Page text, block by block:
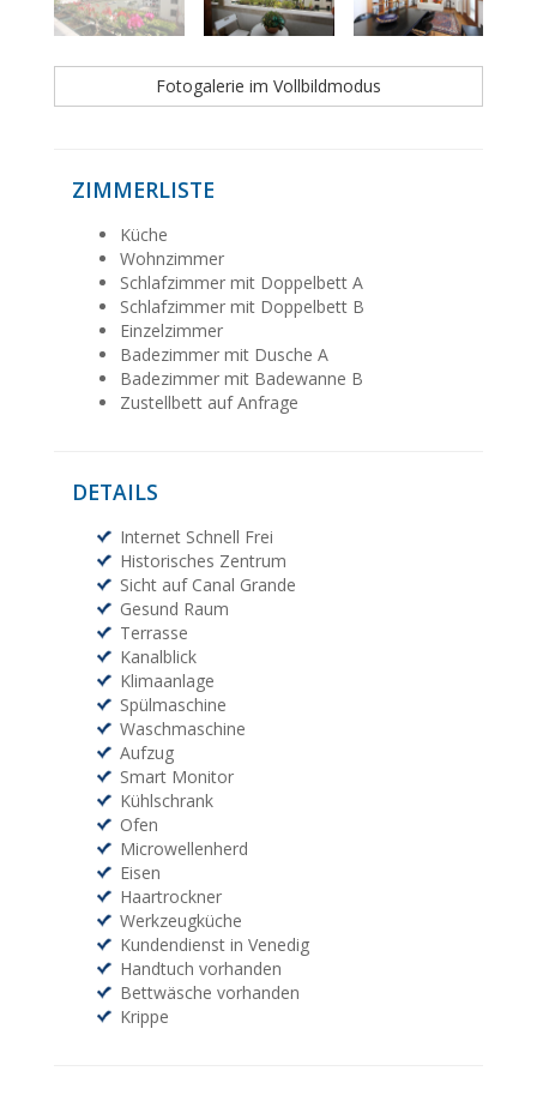
Fotogalerie im Vollbildmodus
ZIMMERLISTE
Küche
Wohnzimmer
Schlafzimmer mit Doppelbett A
Schlafzimmer mit Doppelbett B
Einzelzimmer
Badezimmer mit Dusche A
Badezimmer mit Badewanne B
Zustellbett auf Anfrage
DETAILS
Internet Schnell Frei
Historisches Zentrum
Sicht auf Canal Grande
Gesund Raum
Terrasse
Kanalblick
Klimaanlage
Spülmaschine
Waschmaschine
Aufzug
Smart Monitor
Kühlschrank
Ofen
Microwellenherd
Eisen
Haartrockner
Werkzeugküche
Kundendienst in Venedig
Handtuch vorhanden
Bettwäsche vorhanden
Krippe